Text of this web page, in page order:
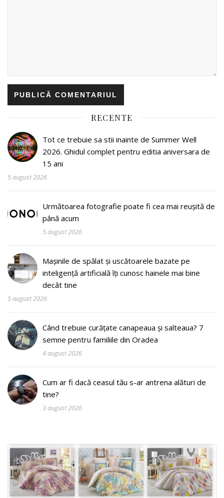
RECENTE
Tot ce trebuie sa stii inainte de Summer Well
2026. Ghidul complet pentru editia aniversara de
15 ani
5 august 2026
Următoarea fotografie poate fi cea mai reușită de
până acum
5 august 2026
Mașinile de spălat și uscătoarele bazate pe
inteligență artificială îți cunosc hainele mai bine
decât tine
5 august 2026
Când trebuie curățate canapeaua și salteaua? 7
semne pentru familiile din Oradea
4 august 2026
Cum ar fi dacă ceasul tău s-ar antrena alături de
tine?
3 august 2026